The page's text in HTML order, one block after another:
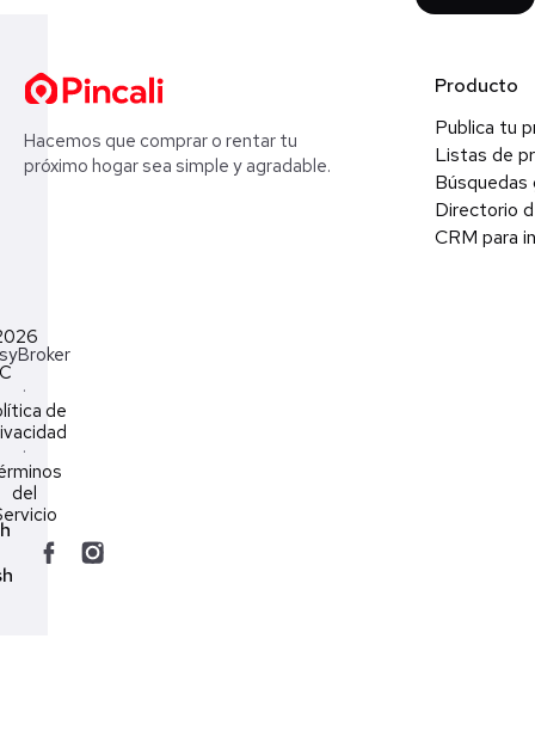
Hacemos que comprar o rentar tu
próximo hogar sea simple y agradable.
Producto
Publica tu
Listas de
Búsquedas
Directorio
CRM para
·
de
·
del